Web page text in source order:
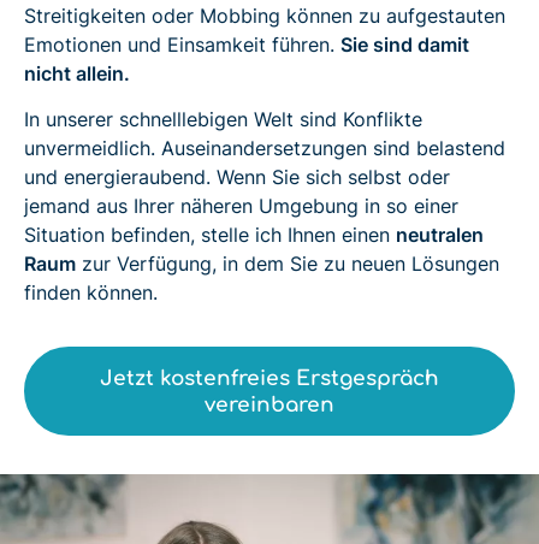
Streitigkeiten oder Mobbing können zu aufgestauten
Emotionen und Einsamkeit führen. Sie sind damit
nicht allein.
In unserer schnelllebigen Welt sind Konflikte
unvermeidlich. Auseinandersetzungen sind belastend
und energieraubend. Wenn Sie sich selbst oder
jemand aus Ihrer näheren Umgebung in so einer
Situation befinden, stelle ich Ihnen einen neutralen
Raum zur Verfügung, in dem Sie zu neuen Lösungen
finden können.
Jetzt kostenfreies Erstgespräch
vereinbaren